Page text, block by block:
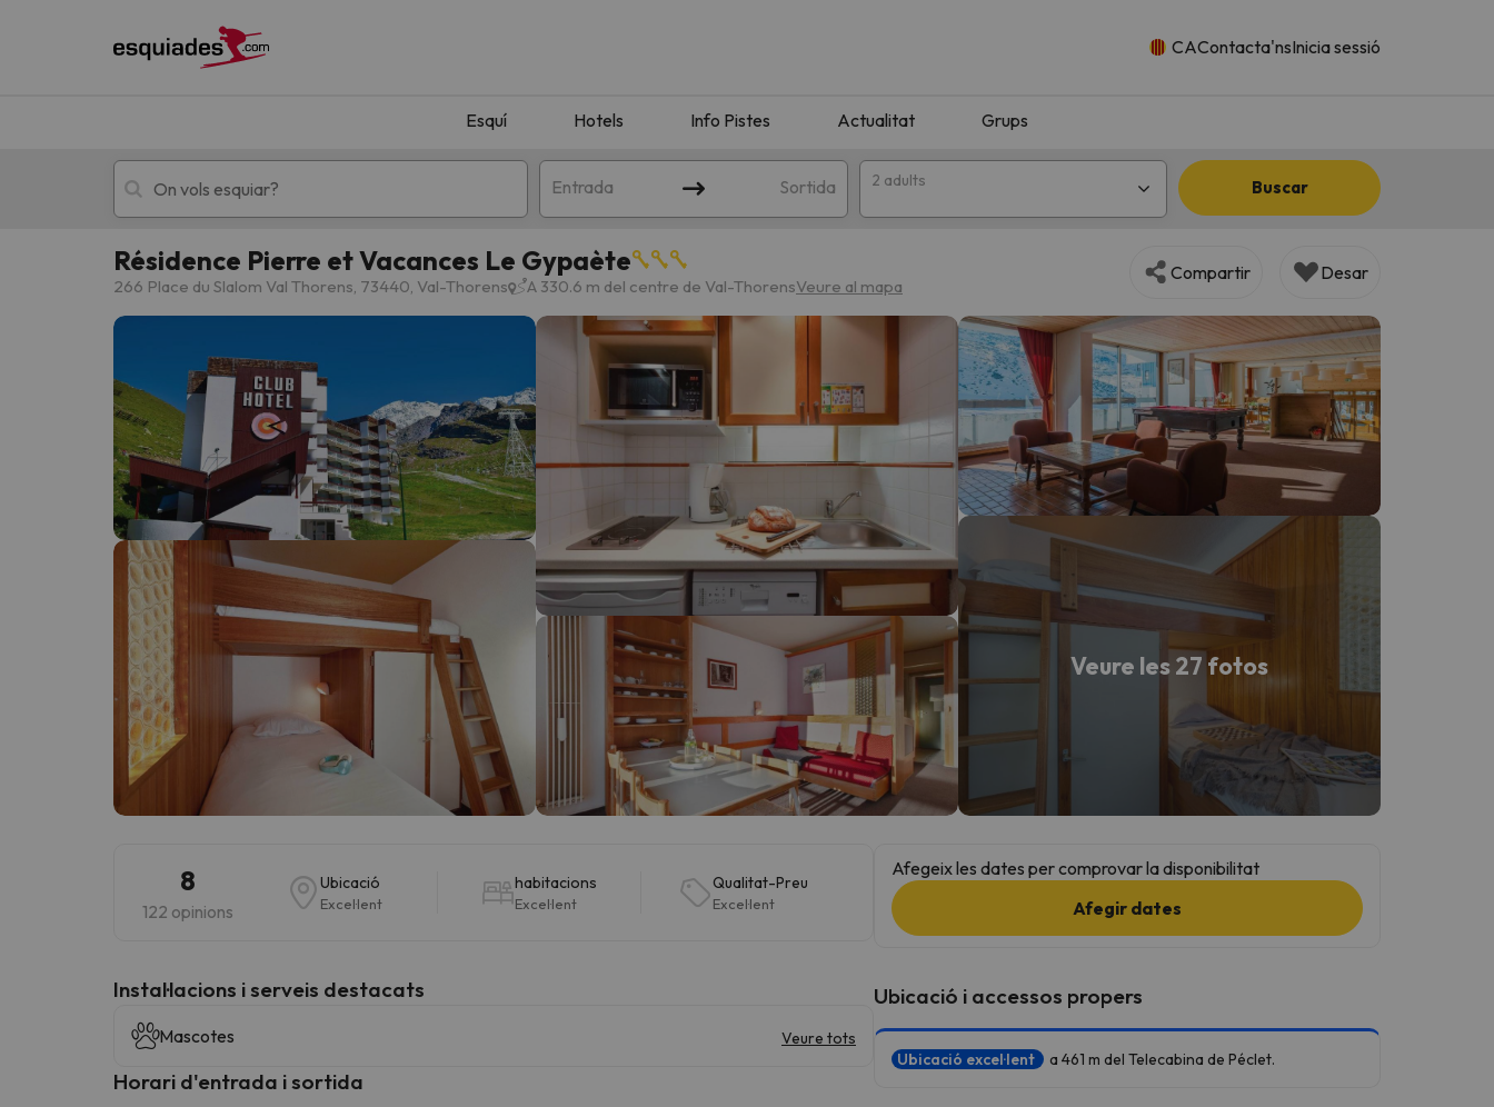
CAContacta'nsInicia sessió
Esquí Hotels Info Pistes Actualitat Grups
Entrada Sortida 2 adults Buscar
Esquí Escapades
!Vaja! No hem trobat resultats que coincideixin amb la teva cerca. Intenteu modificar la destinació.
Vaja! Sembla que el nostre cercador ha perdut el nord. Quan trobi la seva brúixola torna.
Résidence Pierre et Vacances Le Gypaète
266 Place du Slalom Val Thorens, 73440, Val-Thorens A 330.6 m del centre de Val-ThorensVeure al mapa
Compartir Desar
Veure les 27 fotos
8
122 opinions
Ubicació
Excel·lent
habitacions
Excel·lent
Qualitat-Preu
Excel·lent
Instal·lacions i serveis destacats
Mascotes Veure tots
Horari d'entrada i sortida
Afegeix les dates per comprovar la disponibilitat
Afegir dates
Ubicació i accessos propers
Ubicació excel·lent a 461 m del Telecabina de Péclet.